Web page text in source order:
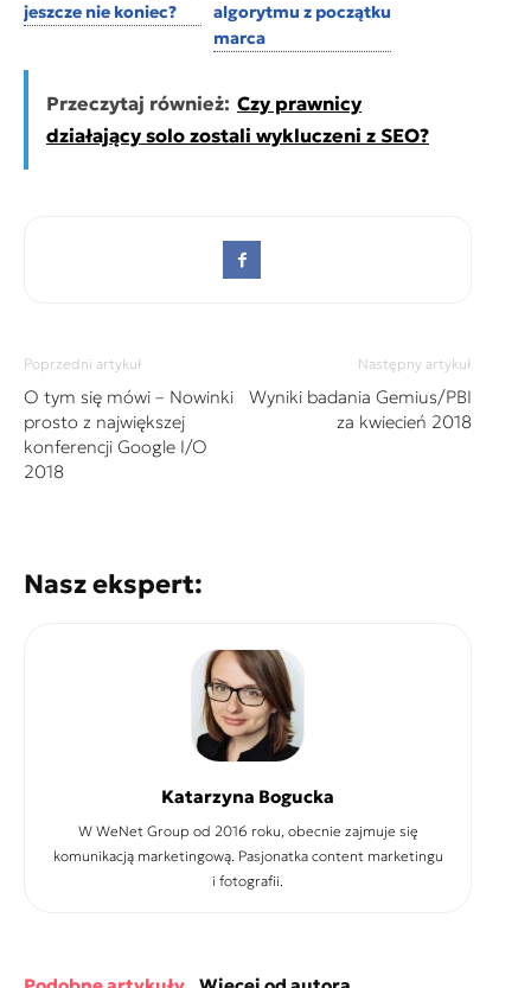
jeszcze nie koniec?
algorytmu z początku
marca
Przeczytaj również: Czy prawnicy
działający solo zostali wykluczeni z SEO?
Poprzedni artykuł
O tym się mówi – Nowinki
prosto z największej
konferencji Google I/O
2018
Następny artykuł
Wyniki badania Gemius/PBI
za kwiecień 2018
Nasz ekspert:
Katarzyna Bogucka
W WeNet Group od 2016 roku, obecnie zajmuje się
komunikacją marketingową. Pasjonatka content marketingu
i fotografii.